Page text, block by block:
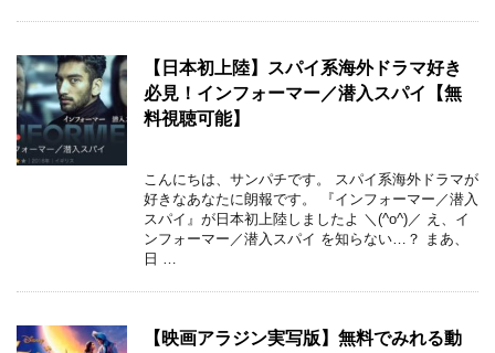
【日本初上陸】スパイ系海外ドラマ好き
必見！インフォーマー／潜入スパイ【無
料視聴可能】
こんにちは、サンパチです。 スパイ系海外ドラマが
好きなあなたに朗報です。 『インフォーマー／潜入
スパイ』が日本初上陸しましたよ ＼(^o^)／ え、イ
ンフォーマー／潜入スパイ を知らない…？ まあ、
日 …
【映画アラジン実写版】無料でみれる動